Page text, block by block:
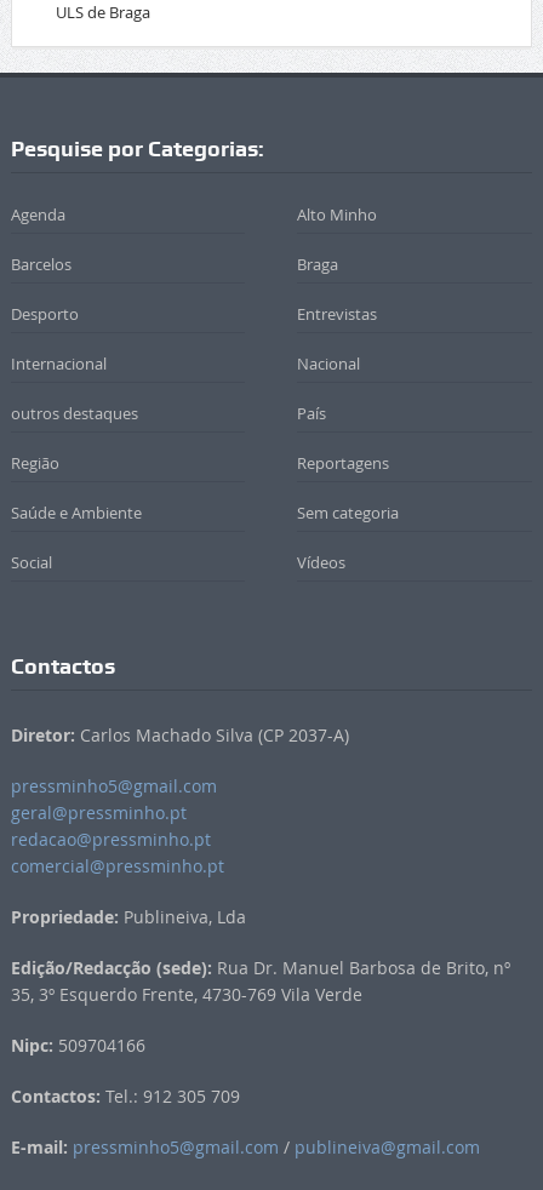
ULS de Braga
Pesquise por Categorias:
Agenda Alto Minho
Barcelos Braga
Desporto Entrevistas
Internacional Nacional
outros destaques País
Região Reportagens
Saúde e Ambiente Sem categoria
Social Vídeos
Contactos
Diretor: Carlos Machado Silva (CP 2037-A)
pressminho5@gmail.com
geral@pressminho.pt
redacao@pressminho.pt
comercial@pressminho.pt
Propriedade: Publineiva, Lda
Edição/Redacção (sede): Rua Dr. Manuel Barbosa de Brito, nº
35, 3º Esquerdo Frente, 4730-769 Vila Verde
Nipc: 509704166
Contactos: Tel.: 912 305 709
E-mail: pressminho5@gmail.com / publineiva@gmail.com